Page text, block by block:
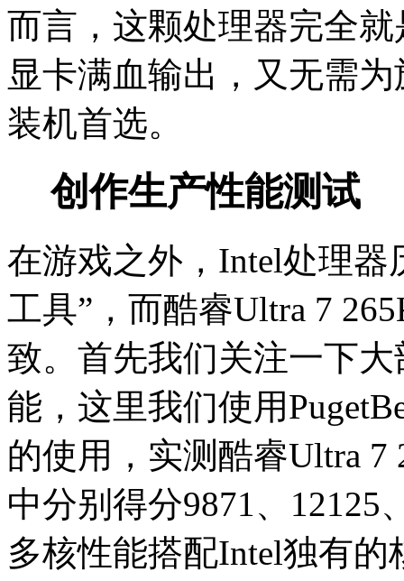
而言，这颗处理器完全
显卡满血输出，又无需
装机首选。
创作生产性能测试
在游戏之外，Intel处理
工具”，而酷睿Ultra 7
致。首先我们关注一下
能，这里我们使用
的使用，实测酷睿Ultra 7
中分别得分9871、12125
多核性能搭配Intel独有